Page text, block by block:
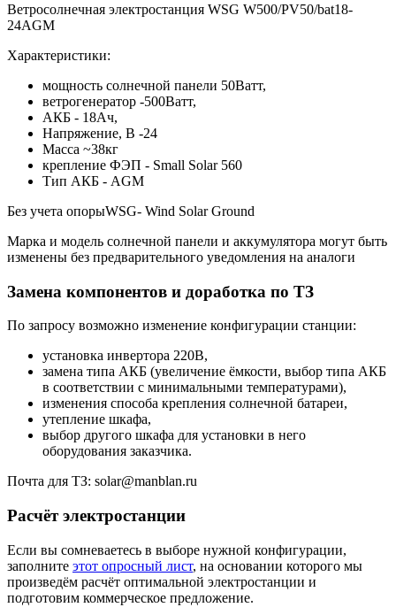
Ветросолнечная электростанция WSG W500/PV50/bat18-
24AGM
Характеристики:
мощность солнечной панели 50Ватт,
ветрогенератор -500Ватт,
АКБ - 18Ач,
Напряжение, В -24
Масса ~38кг
крепление ФЭП - Small Solar 560
Тип АКБ - AGM
Без учета опорыWSG- Wind Solar Ground
Марка и модель солнечной панели и аккумулятора могут быть
изменены без предварительного уведомления на аналоги
Замена компонентов и доработка по ТЗ
По запросу возможно изменение конфигурации станции:
установка инвертора 220В,
замена типа АКБ (увеличение ёмкости, выбор типа АКБ
в соответствии с минимальными температурами),
изменения способа крепления солнечной батареи,
утепление шкафа,
выбор другого шкафа для установки в него
оборудования заказчика.
Почта для ТЗ: solar@manblan.ru
Расчёт электростанции
Если вы сомневаетесь в выборе нужной конфигурации,
заполните этот опросный лист, на основании которого мы
произведём расчёт оптимальной электростанции и
подготовим коммерческое предложение.